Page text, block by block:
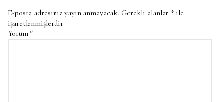
E-posta adresiniz yayınlanmayacak. Gerekli alanlar * ile
işaretlenmişlerdir
Yorum *